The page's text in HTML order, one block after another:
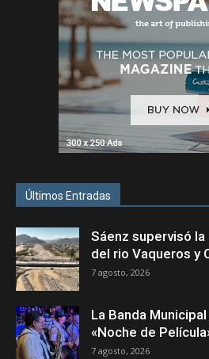
Últimos Entradas
Sáenz supervisó
del rio Vaqueros y
7 agosto, 2026
La Banda
«Noche de
7 agosto, 2026